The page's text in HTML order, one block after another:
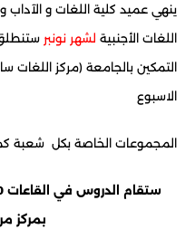
ينهي عميد كلية اللغات و
اللغات الأجنبية لشهر نونبر
التمكين بالجامعة (مركز اللغات
الاسبوع
المجموعات الخاصة بكل شعبة
بمركز